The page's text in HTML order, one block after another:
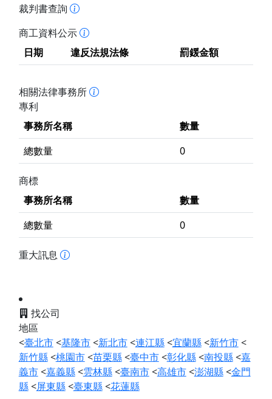
裁判書查詢
商工資料公示
日期
違反法規法條 罰鍰金額
相關法律事務所
專利
事務所名稱
數量
總數量
0
商標
事務所名稱
數量
總數量
0
重大訊息
找公司
地區
<臺北市<基隆市<新北市<連江縣<宜蘭縣<新竹市<
新竹縣<桃園市<苗栗縣<臺中市<彰化縣<南投縣<嘉
義市<嘉義縣<雲林縣<臺南市<高雄市<澎湖縣<金門
縣<屏東縣<臺東縣<花蓮縣